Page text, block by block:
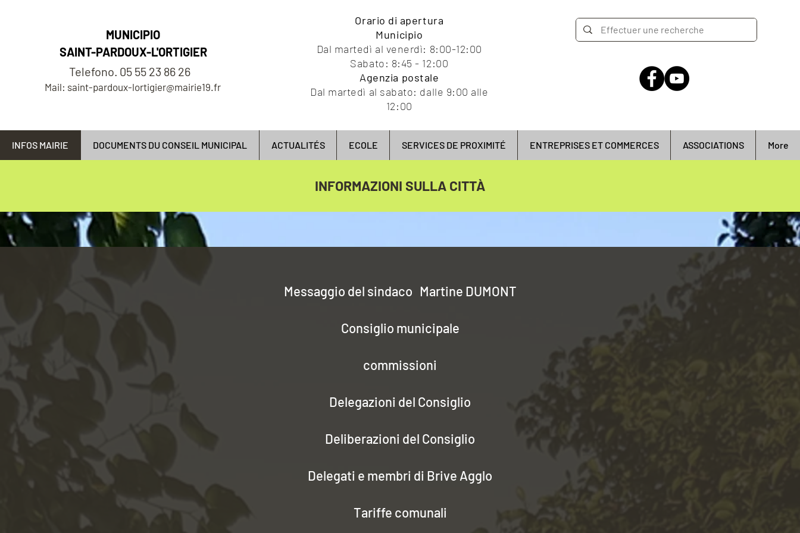
MUNICIPIO
SAINT-PARDOUX-L'ORTIGIER
Telefono. 05 55 23 86 26
Mail: saint-pardoux-lortigier@mairie19.fr
Orario di apertura
Municipio
Dal martedì al venerdì: 8:00-12:00
Sabato: 8:45 - 12:00
Agenzia postale
Dal martedì al sabato: dalle 9:00 alle
12:00
INFORMAZIONI SULLA CITTÀ
Messaggio del sindaco Martine DUMONT
Consiglio municipale
commissioni
Delegazioni del Consiglio
Deliberazioni del Consiglio
Delegati e membri di Brive Agglo
Tariffe comunali
INFOS MAIRIE DOCUMENTS DU CONSEIL MUNICIPAL ACTUALITÉS ECOLE SERVICES DE PROXIMITÉ ENTREPRISES ET COMMERCES ASSOCIATIONS More